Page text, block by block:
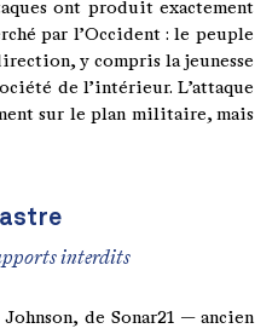
ont produit exactement
par l’Occident : le peuple
y compris la jeunesse
de l’intérieur. L’attaque
sur le plan militaire, mais
interdits
de Sonar21 — ancien